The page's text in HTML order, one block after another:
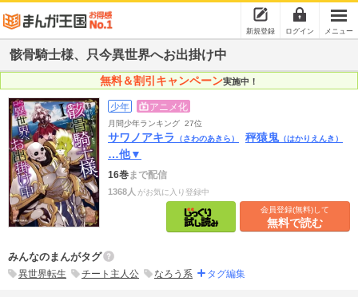
新規登録 ログイン メニュー
骸骨騎士様、只今異世界へお出掛け中
無料＆割引キャンペーン実施中！
少年 アニメ化
月間少年ランキング 27位
サワノアキラ （さわのあきら） 秤猿鬼（はかりえんき）
…他▼
16巻まで配信
1368人 がお気に入り登録中
会員登録(無料)して
無料で読む
みんなのまんがタグ
異世界転生 チート主人公 なろう系 タグ編集